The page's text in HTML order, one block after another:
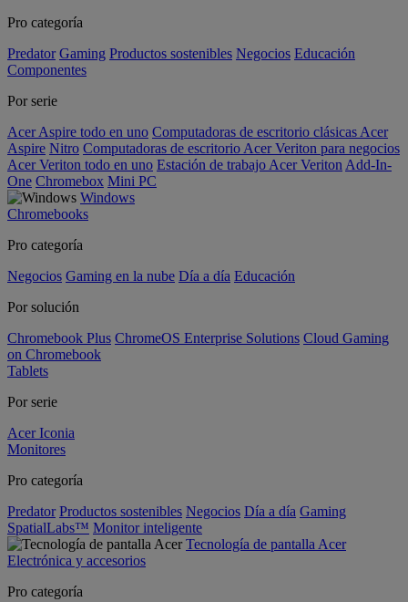
Pro categoría
Predator Gaming Productos sostenibles Negocios Educación
Componentes
Por serie
Acer Aspire todo en uno Computadoras de escritorio clásicas Acer
Aspire Nitro Computadoras de escritorio Acer Veriton para negocios
Acer Veriton todo en uno Estación de trabajo Acer Veriton Add-In-
One Chromebox Mini PC
Windows
Chromebooks
Pro categoría
Negocios Gaming en la nube Día a día Educación
Por solución
Chromebook Plus ChromeOS Enterprise Solutions Cloud Gaming
on Chromebook
Tablets
Por serie
Acer Iconia
Monitores
Pro categoría
Predator Productos sostenibles Negocios Día a día Gaming
SpatialLabs™ Monitor inteligente
Tecnología de pantalla Acer
Electrónica y accesorios
Pro categoría